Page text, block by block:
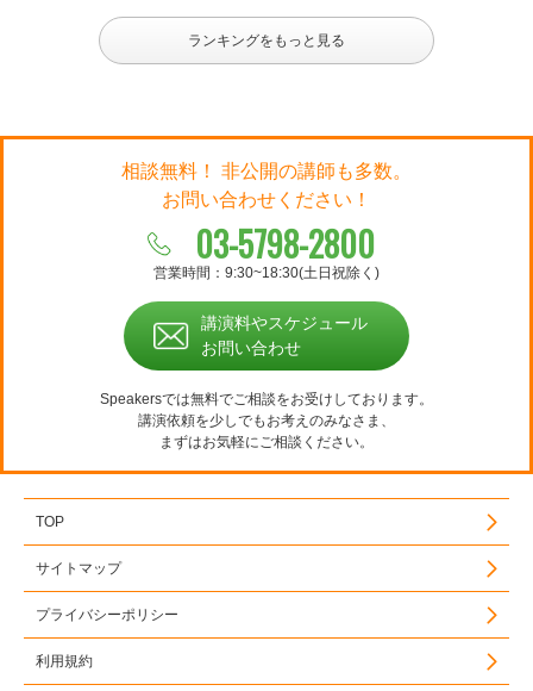
ランキングをもっと見る
相談無料！ 非公開の講師も多数。
お問い合わせください！
03-5798-2800
営業時間：9:30~18:30(土日祝除く)
講演料やスケジュール
お問い合わせ
Speakersでは無料でご相談をお受けしております。
講演依頼を少しでもお考えのみなさま、
まずはお気軽にご相談ください。
TOP
サイトマップ
プライバシーポリシー
利用規約